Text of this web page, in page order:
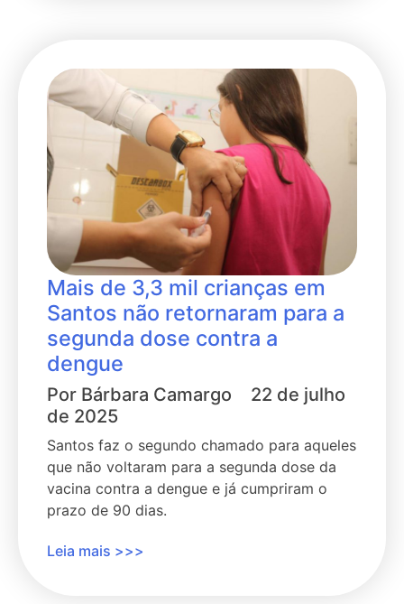
Mais de 3,3 mil crianças em
Santos não retornaram para a
segunda dose contra a
dengue
Por Bárbara Camargo
22 de julho
de 2025
Santos faz o segundo chamado para aqueles
que não voltaram para a segunda dose da
vacina contra a dengue e já cumpriram o
prazo de 90 dias.
Leia mais >>>